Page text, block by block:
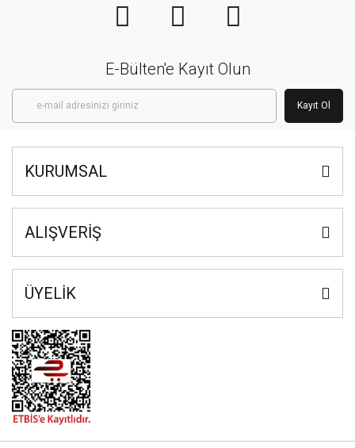
E-Bülten'e Kayıt Olun
Kayıt Ol
KURUMSAL
ALIŞVERİŞ
ÜYELİK